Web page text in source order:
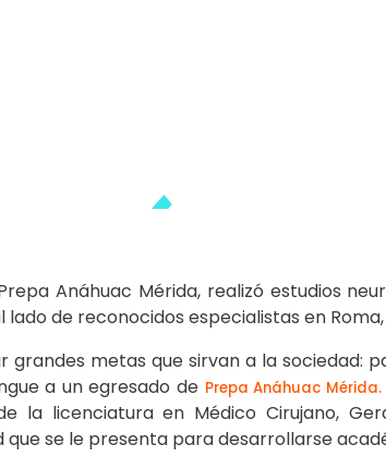
Anáhuac Mérida, realizó estudios
de reconocidos especialistas en
metas que sirvan a la sociedad:
a un egresado de Prepa Anáhuac Mérida.
la licenciatura en Médico Cirujano,
se le presenta para desarrollarse